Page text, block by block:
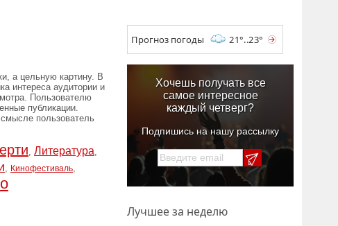
а цельную картину. В
интереса аудитории и
Пользователю
публикации.
пользователь
, Литература,
, Кинофестиваль,
Прогноз погоды 21°..23°
Хочешь получать все
самое интересное
каждый четверг?
Подпишись на нашу рассылку
Лучшее за неделю